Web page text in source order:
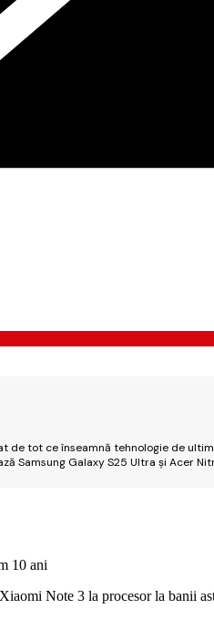
de tot ce înseamnă tehnologie de
Samsung Galaxy S25 Ultra și Acer